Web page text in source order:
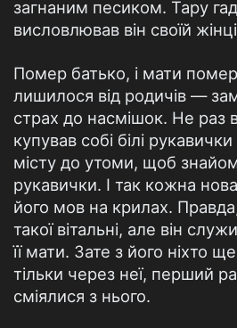
загнаним песиком. Тару
висловлював він своїй
Помер батько, і мати
лишилося від родичів —
страх до насмішок. Не раз
купував собі білі рукавички
місту до утоми, щоб
рукавички. І так кожна
його мов на крилах.
такої вітальні, але він
її мати. Зате з його ніхто
тільки через неї, перший
сміялися з нього.